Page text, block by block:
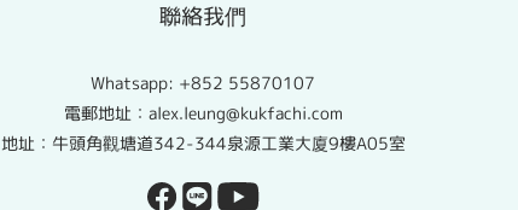
聯絡我們
Whatsapp: +852 55870107
電郵地址：alex.leung@kukfachi.com
地址：牛頭角觀塘道342-344泉源工業大廈9樓A05室